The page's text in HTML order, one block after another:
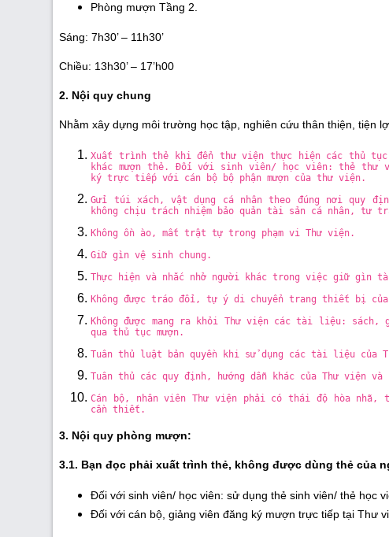
Phòng mượn Tầng 2.
Sáng: 7h30’ – 11h30’
Chiều: 13h30’ – 17’h00
2. Nội quy chung
Nhằm xây dựng môi trường học tập, nghiên cứu thân thiện, tiện
Xuất trình thẻ khi đển thư viện thực hiện các thủ tục
khác mượn thẻ. Đối với sinh viên/ học viên: thẻ
ký trực tiếp với cán bộ bộ phận mượn của thư viện.
Gửi túi xách, vật dụng cá nhân theo đúng nơi quy
không chịu trách nhiệm bảo quản tài sản cá nhân, tư
Không ồn ào, mất trật tự trong phạm vi Thư viện.
Giữ gìn vệ sinh chung.
Thực hiện và nhắc nhở người khác trong việc giữ
Không được tráo đổi, tự ý di chuyển trang thiết bị của
Không được mang ra khỏi Thư viện các tài liệu:
qua thủ tục mượn.
Tuân thủ luật bản quyền khi sử dụng các tài liệu của
Tuân thủ các quy định, hướng dẫn khác của Thư viện và
Cán bộ, nhân viên Thư viện phải có thái độ hòa
cần thiết.
3. Nội quy phòng mượn:
3.1. Bạn đọc phải xuất trình thẻ, không được dùng thẻ của
Đối với sinh viên/ học viên: sử dụng thẻ sinh viên/ thẻ học
Đối với cán bộ, giảng viên đăng ký mượn trực tiếp tại Thư